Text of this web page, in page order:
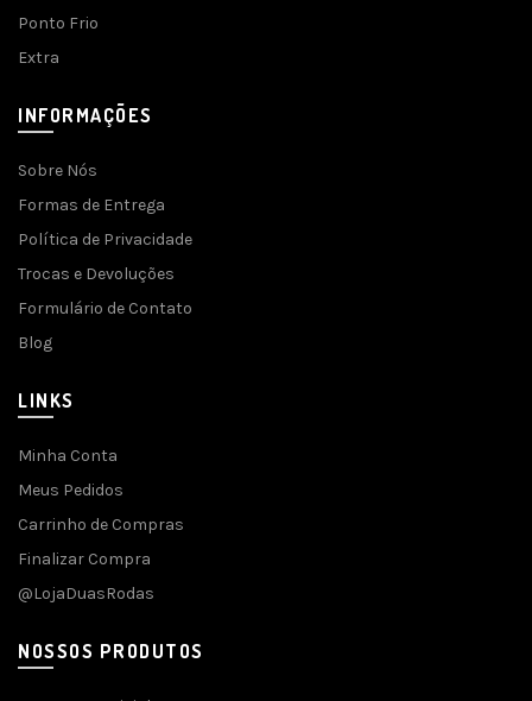
Ponto Frio
Extra
INFORMAÇÕES
Sobre Nós
Formas de Entrega
Política de Privacidade
Trocas e Devoluções
Formulário de Contato
Blog
LINKS
Minha Conta
Meus Pedidos
Carrinho de Compras
Finalizar Compra
@LojaDuasRodas
NOSSOS PRODUTOS